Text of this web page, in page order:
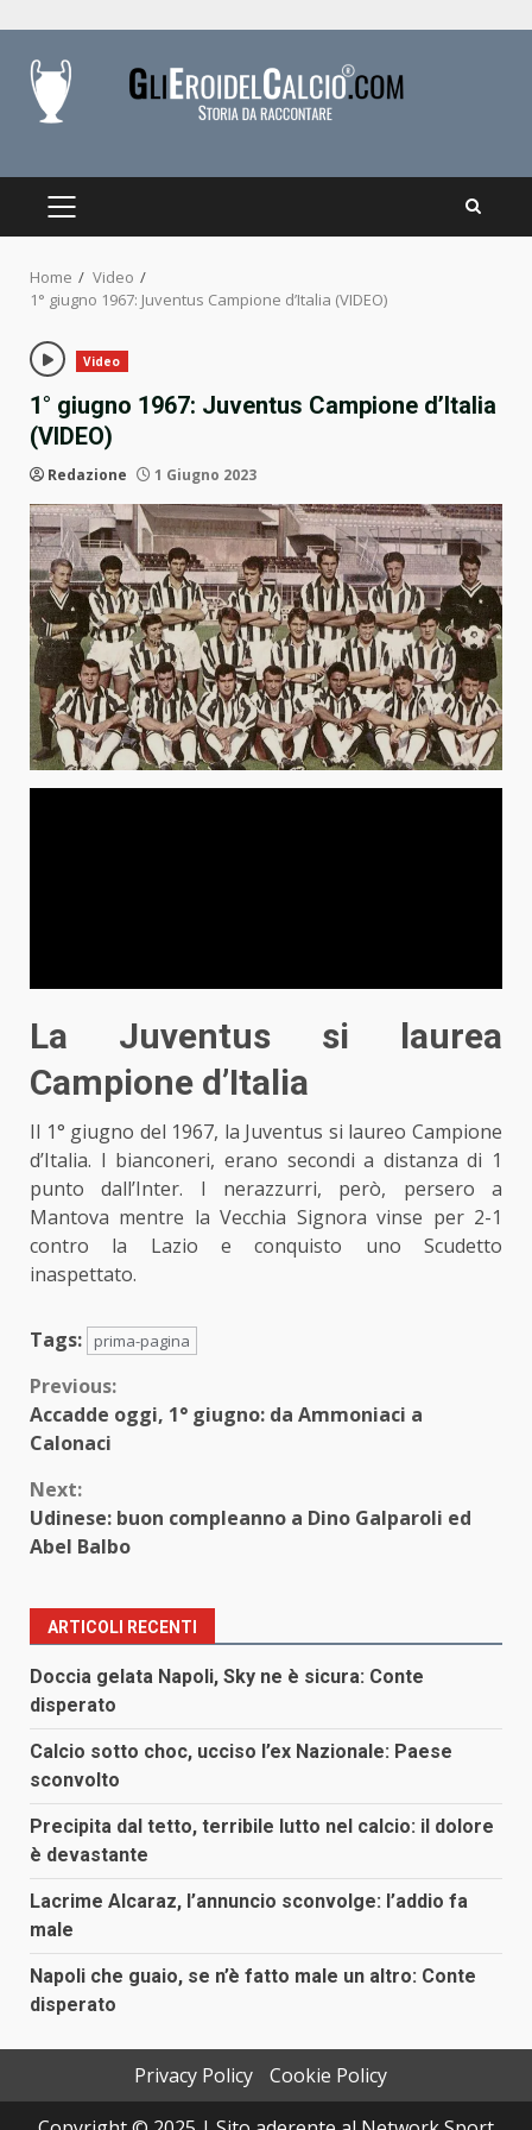
content
PRIMARY
Home
Video
1° giugno 1967: Juventus Campione d’Italia (VIDEO)
Video
1° giugno 1967: Juventus Campione d’Italia
(VIDEO)
Redazione 1 Giugno 2023
La Juventus si laurea
Campione d’Italia
Il 1° giugno del 1967, la Juventus si laureo Campione
d’Italia. I bianconeri, erano secondi a distanza di 1
punto dall’Inter. I nerazzurri, però, persero a
Mantova mentre la Vecchia Signora vinse per 2-1
contro la Lazio e conquisto uno Scudetto
inaspettato.
Tags: prima-pagina
Continue
Reading
Previous:
Accadde oggi, 1° giugno: da Ammoniaci a
Calonaci
Next:
Udinese: buon compleanno a Dino Galparoli ed
Abel Balbo
ARTICOLI RECENTI
Doccia gelata Napoli, Sky ne è sicura: Conte
disperato
Calcio sotto choc, ucciso l’ex Nazionale: Paese
sconvolto
Precipita dal tetto, terribile lutto nel calcio: il dolore
è devastante
Lacrime Alcaraz, l’annuncio sconvolge: l’addio fa
male
Napoli che guaio, se n’è fatto male un altro: Conte
disperato
Privacy Policy
Cookie Policy